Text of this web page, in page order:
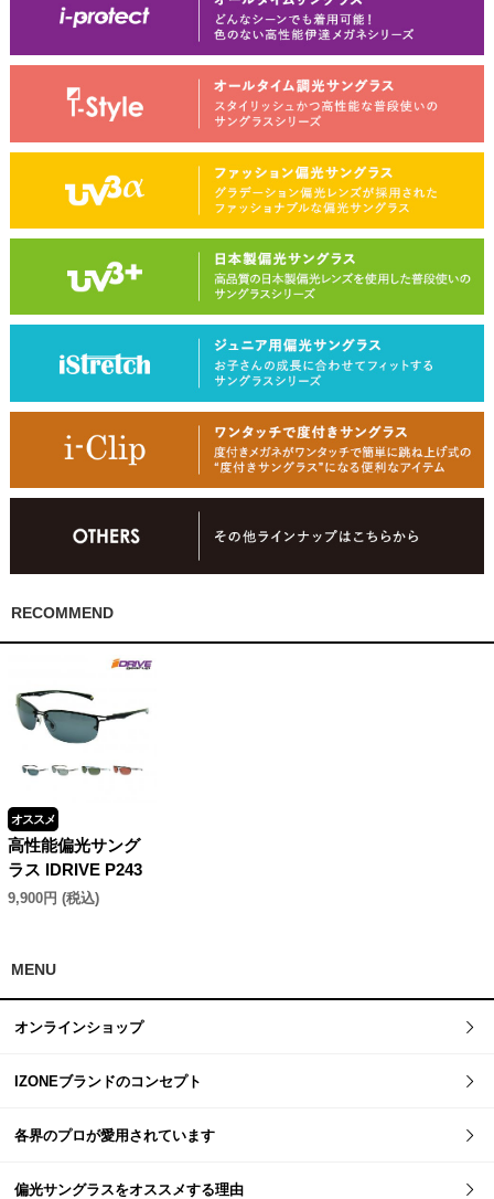
RECOMMEND
オススメ
高性能偏光サング
ラス IDRIVE P243
9,900円 (税込)
MENU
オンラインショップ
IZONEブランドのコンセプト
各界のプロが愛用されています
偏光サングラスをオススメする理由